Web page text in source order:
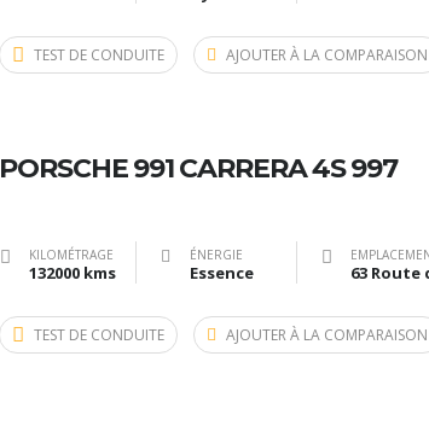
TEST DE CONDUITE AJOUTER À LA COMPARAISON
PORSCHE 991 CARRERA 4S 997
KILOMÉTRAGE
132000 kms
ÉNERGIE
Essence
TEST DE CONDUITE AJOUTER À LA COMPARAISON